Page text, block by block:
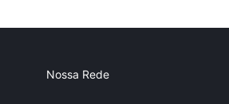
Nossa Rede